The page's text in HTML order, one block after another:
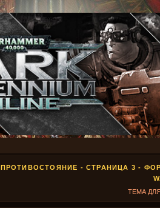
ПРОТИВОСТОЯНИЕ - СТРАНИЦА 3 -
ТЕМА